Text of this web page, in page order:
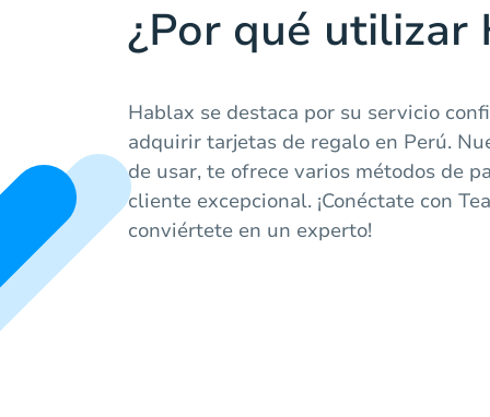
¿Por qué utilizar
Hablax se destaca por su servicio
adquirir tarjetas de regalo en Perú.
de usar, te ofrece varios métodos de
cliente excepcional. ¡Conéctate con
conviértete en un experto!